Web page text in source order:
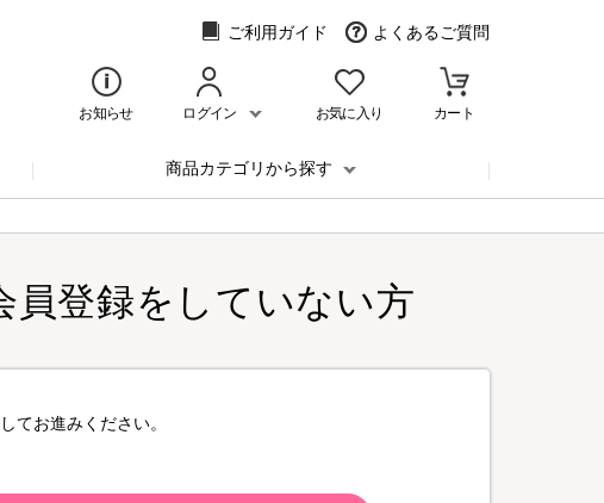
ご利用ガイド よくあるご質問
お知らせ ログイン お気に入り カート
商品カテゴリから探す
員登録をしていない方
てお進みください。